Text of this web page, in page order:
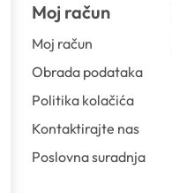
Moj račun
Moj račun
Obrada podataka
Politika kolačića
Kontaktirajte nas
Poslovna suradnja